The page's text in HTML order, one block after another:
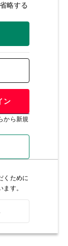
略する
ン
から新規
くために
す。